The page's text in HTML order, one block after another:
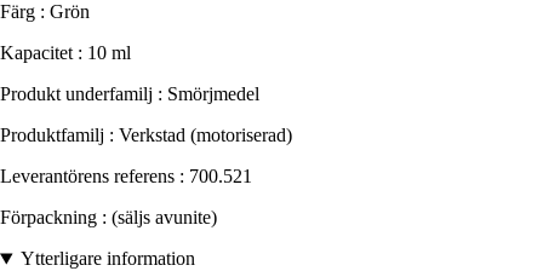
Färg : Grön
Kapacitet : 10 ml
Produkt underfamilj : Smörjmedel
Produktfamilj : Verkstad (motoriserad)
Leverantörens referens : 700.521
Förpackning : (säljs avunite)
Ytterligare information